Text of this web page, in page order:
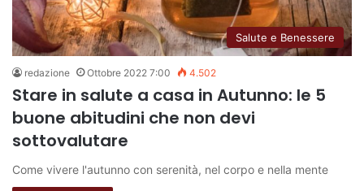
Salute e Benessere
redazione Ottobre 2022 7:00 4.502
Stare in salute a casa in Autunno: le 5
buone abitudini che non devi
sottovalutare
Come vivere l'autunno con serenità, nel corpo e nella mente